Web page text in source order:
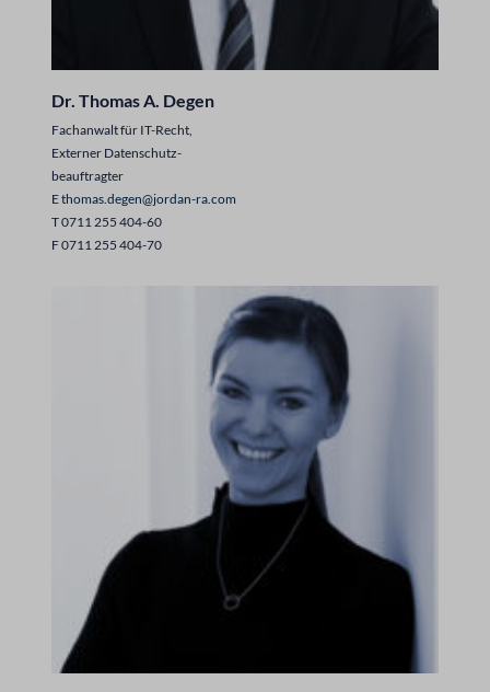
Dr. Thomas A. Degen
Fachanwalt für IT-Recht,
Externer Datenschutz-
beauftragter
Ethomas.degen@jordan-ra.com
T 0711 255 404-60
F 0711 255 404-70